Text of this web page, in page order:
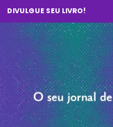
DIVULGUE SEU LIVRO!